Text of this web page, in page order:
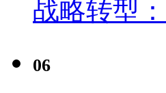
战略转型
06